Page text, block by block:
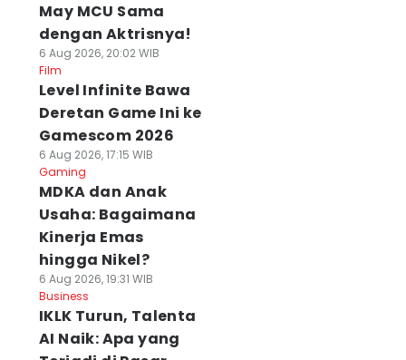
May MCU Sama
dengan Aktrisnya!
6 Aug 2026, 20:02 WIB
Film
Level Infinite Bawa
Deretan Game Ini ke
Gamescom 2026
6 Aug 2026, 17:15 WIB
Gaming
MDKA dan Anak
Usaha: Bagaimana
Kinerja Emas
hingga Nikel?
6 Aug 2026, 19:31 WIB
Business
IKLK Turun, Talenta
AI Naik: Apa yang